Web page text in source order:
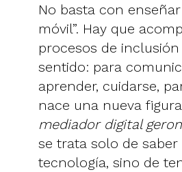
No basta con enseñar
móvil”. Hay que
procesos de
sentido: para
aprender, cuidarse,
nace una nueva
mediador digital
se trata solo de saber
tecnología, sino de